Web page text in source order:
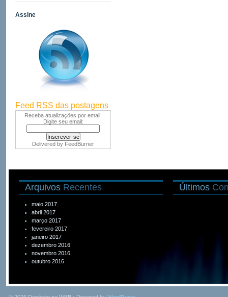
Assine
Feed RSS das postagens
Receba atualizações por email.
Digite seu email:
Delivered by FeedBurner
Arquivos Recentes
maio 2017
abril 2017
março 2017
fevereiro 2017
janeiro 2017
dezembro 2016
novembro 2016
outubro 2016
Últimos